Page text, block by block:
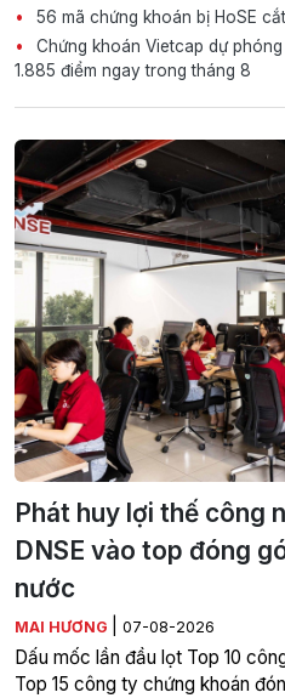
56 mã chứng khoán bị HoSE
Chứng khoán Vietcap dự
1.885 điểm ngay trong tháng 8
Phát huy lợi thế công
DNSE vào top đóng
nước
MAI HƯƠNG 07-08-2026
Dấu mốc lần đầu lọt Top 10
Top 15 công ty chứng khoán